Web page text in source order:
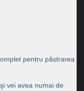
pentru păstrarea
vei avea numai de